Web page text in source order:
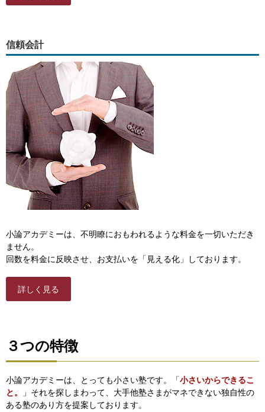
信頼会計
小論アカデミーは、不明瞭におもわれるような料金を一切いただき
ません。
回数を料金に反映させ、お支払いを「見える化」しております。
詳しく見る
３つの特徴
小論アカデミーは、とっても小さい塾です。「小さいからできるこ
と。
」それを探しまわって、大手他塾さまがマネできない独自性の
ある塾のあり方を提案しております。